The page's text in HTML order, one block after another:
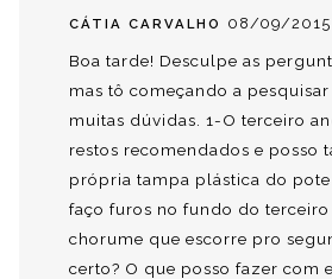
CÁTIA CARVALHO 08/09/2015
Boa tarde! Desculpe as
mas tô começando a
muitas dúvidas. 1-O terceiro
restos recomendados e posso
própria tampa plástica do pote
faço furos no fundo do terceiro
chorume que escorre pro
certo? O que posso fazer com